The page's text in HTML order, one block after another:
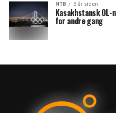
NTB 3 år siden
Kasakhstansk
for andre gang